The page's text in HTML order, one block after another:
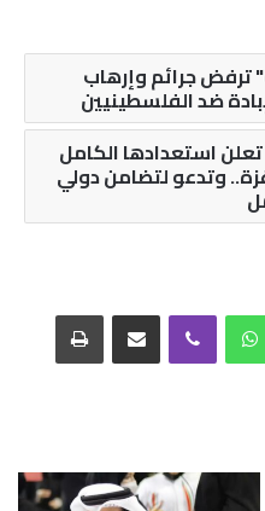
ترفض جرائم وإرهاب
ضد الفلسطينيين
استعدادها الكامل
وتدعو لتضامن دولي
واتساب ڤايبر مشاركة عبر البريد طباعة